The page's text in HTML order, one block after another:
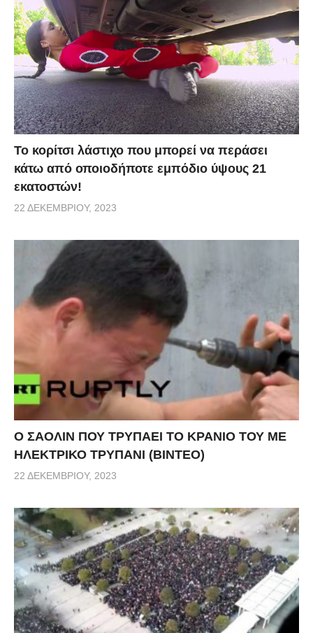
Το κορίτσι λάστιχο που μπορεί να περάσει
κάτω από οποιοδήποτε εμπόδιο ύψους 21
εκατοστών!
22 ΔΕΚΕΜΒΡΊΟΥ, 2023
Ο ΣΑΟΛΙΝ ΠΟΥ ΤΡΥΠΑΕΙ ΤΟ ΚΡΑΝΙΟ ΤΟΥ ΜΕ
ΗΛΕΚΤΡΙΚΟ ΤΡΥΠΑΝΙ (ΒΙΝΤΕΟ)
22 ΔΕΚΕΜΒΡΊΟΥ, 2023